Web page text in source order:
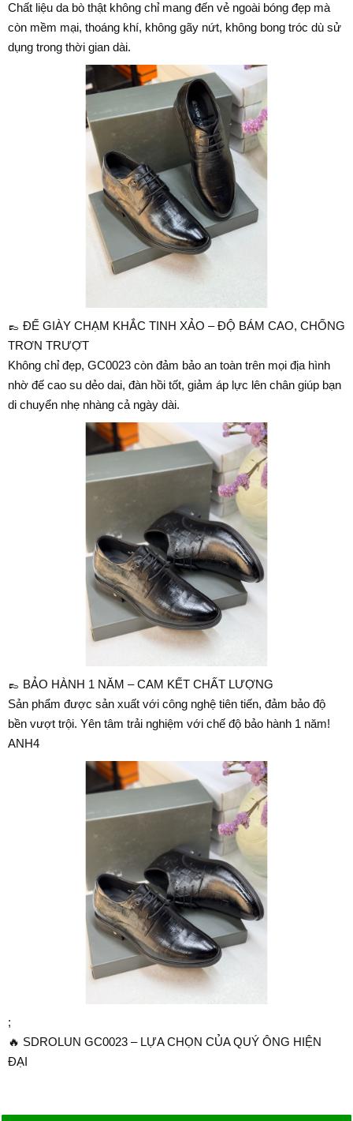
Chất liệu da bò thật không chỉ mang đến vẻ ngoài bóng đẹp mà
còn mềm mại, thoáng khí, không gãy nứt, không bong tróc dù sử
dụng trong thời gian dài.
👞 ĐẾ GIÀY CHẠM KHẮC TINH XẢO – ĐỘ BÁM CAO, CHỐNG
TRƠN TRƯỢT
Không chỉ đẹp, GC0023 còn đảm bảo an toàn trên mọi địa hình
nhờ đế cao su dẻo dai, đàn hồi tốt, giảm áp lực lên chân giúp bạn
di chuyển nhẹ nhàng cả ngày dài.
👞 BẢO HÀNH 1 NĂM – CAM KẾT CHẤT LƯỢNG
Sản phẩm được sản xuất với công nghệ tiên tiến, đảm bảo độ
bền vượt trội. Yên tâm trải nghiệm với chế độ bảo hành 1 năm!
ANH4
;
🔥 SDROLUN GC0023 – LỰA CHỌN CỦA QUÝ ÔNG HIỆN
ĐẠI